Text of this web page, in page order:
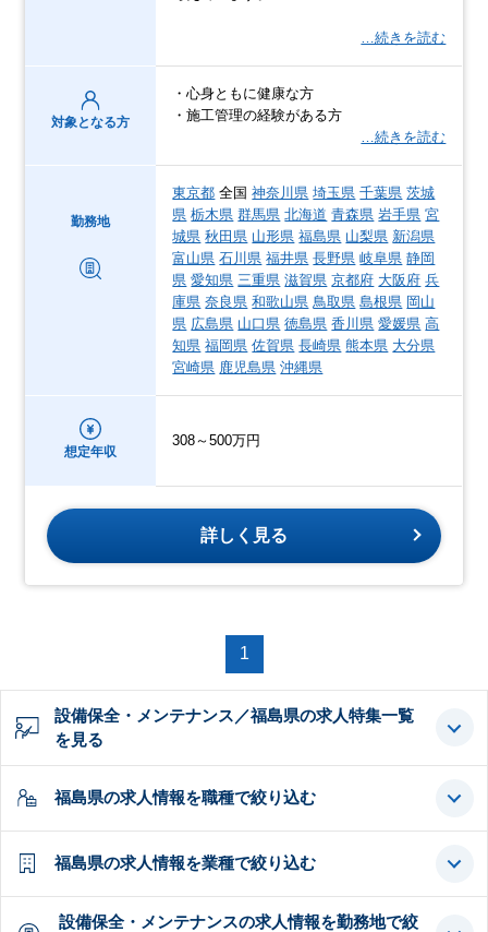
…続きを読む
対象となる方
・心身ともに健康な方
・施工管理の経験がある方
…続きを読む
勤務地
東京都 全国神奈川県 埼玉県 千葉県 茨城
県 栃木県 群馬県 北海道 青森県 岩手県 宮
城県 秋田県 山形県 福島県 山梨県 新潟県
富山県 石川県 福井県 長野県 岐阜県 静岡
県 愛知県 三重県 滋賀県 京都府 大阪府 兵
庫県 奈良県 和歌山県 鳥取県 島根県 岡山
県 広島県 山口県 徳島県 香川県 愛媛県 高
知県 福岡県 佐賀県 長崎県 熊本県 大分県
宮崎県 鹿児島県 沖縄県
想定年収
308～500万円
詳しく見る
1
設備保全・メンテナンス／福島県の求人特集一覧
を見る
福島県の求人情報を職種で絞り込む
福島県の求人情報を業種で絞り込む
設備保全・メンテナンスの求人情報を勤務地で絞